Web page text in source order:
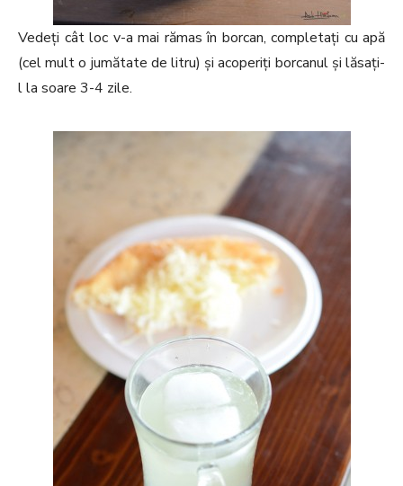
Vedeți cât loc v-a mai rămas în borcan, completați cu apă
(cel mult o jumătate de litru) și acoperiți borcanul și lăsați-
l la soare 3-4 zile.